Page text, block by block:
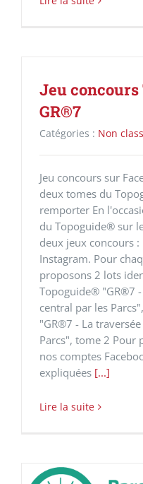
Jeu
GR®7
Catégories : Non
Jeu concours sur
deux tomes du
remporter En
du Topoguide® sur
deux jeux concours
Instagram. Pour
proposons 2 lots
Topoguide® "GR®7
central par les
"GR®7 - La
Parcs", tome 2 Pour
nos comptes
expliquées [...]
Lire la suite